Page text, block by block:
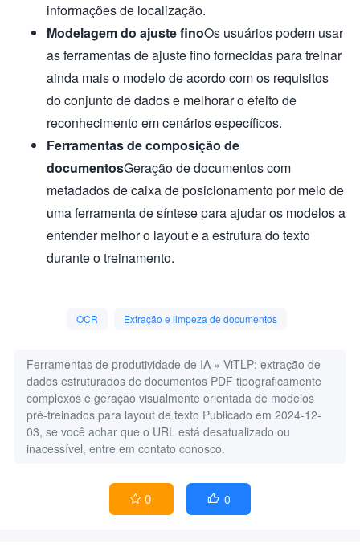
informações de localização.
Modelagem do ajuste finoOs usuários podem usar
as ferramentas de ajuste fino fornecidas para treinar
ainda mais o modelo de acordo com os requisitos
do conjunto de dados e melhorar o efeito de
reconhecimento em cenários específicos.
Ferramentas de composição de
documentosGeração de documentos com
metadados de caixa de posicionamento por meio de
uma ferramenta de síntese para ajudar os modelos a
entender melhor o layout e a estrutura do texto
durante o treinamento.
OCR Extração e limpeza de documentos
Ferramentas de produtividade de IA » ViTLP: extração de
dados estruturados de documentos PDF tipograficamente
complexos e geração visualmente orientada de modelos
pré-treinados para layout de texto Publicado em 2024-12-
03, se você achar que o URL está desatualizado ou
inacessível, entre em contato conosco.
 0  0